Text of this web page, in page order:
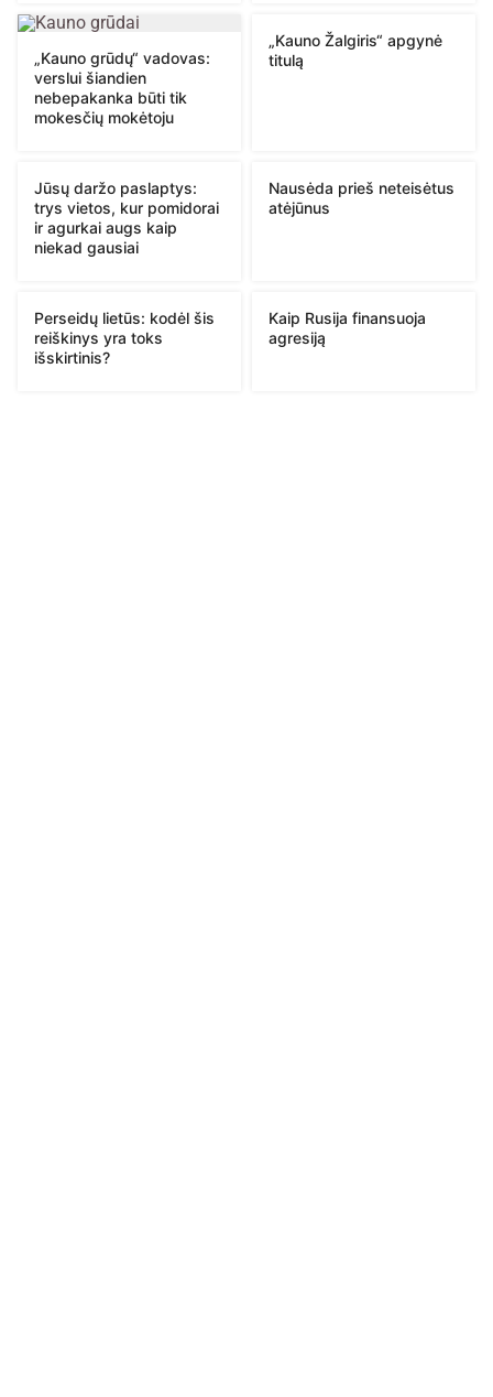
„Kauno grūdų“ vadovas:
verslui šiandien
nebepakanka būti tik
mokesčių mokėtoju
„Kauno Žalgiris“ apgynė
titulą
Jūsų daržo paslaptys:
trys vietos, kur pomidorai
ir agurkai augs kaip
niekad gausiai
Nausėda prieš neteisėtus
atėjūnus
Perseidų lietūs: kodėl šis
reiškinys yra toks
išskirtinis?
Kaip Rusija finansuoja
agresiją